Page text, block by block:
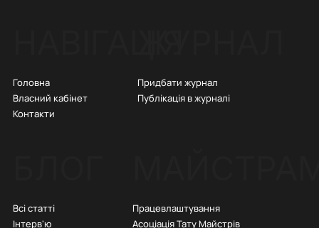
Головна
Власний кабінет
Контакти
Придбати журнал
Публікація в журналі
Всі статті
Інтерв'ю
Працевлаштування
Асоціація Тату Майстрів